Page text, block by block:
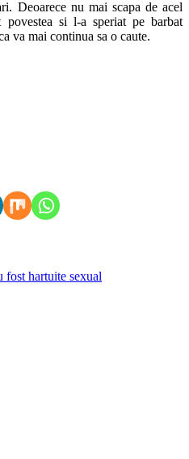
Deoarece nu mai scapa de acel
si l-a speriat pe barbat
va mai continua sa o caute.
fost hartuite sexual